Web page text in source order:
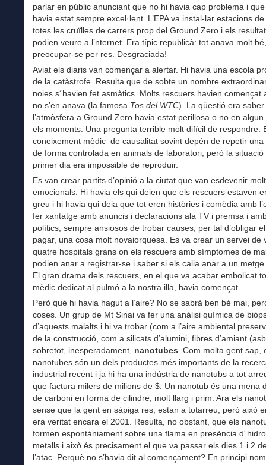
parlar en públic anunciant que no hi havia cap problema i que
havia estat sempre excel·lent. L’EPA va instal-lar estacions
totes les cruïlles de carrers prop del Ground Zero i els
podien veure a l’nternet. Era típic republicà: tot anava molt
preocupar-se per res. Desgraciada!
Aviat els diaris van començar a alertar. Hi havia una escola
de la catàstrofe. Resulta que de sobte un nombre
noies s´havien fet asmàtics. Molts rescuers havien començat
no s’en anava (la famosa Tos del WTC). La qüestió era saber
l’atmòsfera a Ground Zero havia estat perillosa o no en
els moments. Una pregunta terrible molt difícil de respondre.
coneixement mèdic de causalitat sovint depén de repetir una
de forma controlada en animals de laboratori, però la situació
primer dia era impossible de reproduir.
Es van crear partits d’opinió a la ciutat que van esdevenir molt
emocionals. Hi havia els qui deien que els rescuers estaven
greu i hi havia qui deia que tot eren històries i comèdia amb
fer xantatge amb anuncis i declaracions ala TV i premsa i
polítics, sempre ansiosos de trobar causes, per tal d’obligar
pagar, una cosa molt novaiorquesa. Es va crear un servei de
quatre hospitals grans on els rescuers amb símptomes de
podien anar a registrar-se i saber si els calia anar a un
El gran drama dels rescuers, en el que va acabar embolicat
mèdic dedicat al pulmó a la nostra illa, havia començat.
Però què hi havia hagut a l’aire? No se sabrà ben bé mai,
coses. Un grup de Mt Sinai va fer una anàlisi química de
d’aquests malalts i hi va trobar (com a l’aire ambiental
de la construcció, com a silicats d’alumini, fibres d’amiant
sobretot, inesperadament, nanotubes . Com molta gent sap,
nanotubes són un dels productes més importants de la
industrial recent i ja hi ha una indústria de nanotubs a tot
que factura milers de milions de $. Un nanotub és una mena
de carboni en forma de cilindre, molt llarg i prim. Ara els
sense que la gent en sàpiga res, estan a totarreu, però això
era veritat encara el 2001. Resulta, no obstant, que els
formen espontàniament sobre una flama en presència
metalls i això és precisament el que va passar els dies 1 i 2
l’atac. Perquè no s’havia dit al començament? En principi